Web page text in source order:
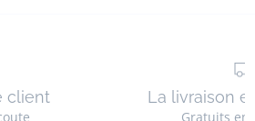
client La livraison
Gratuits en